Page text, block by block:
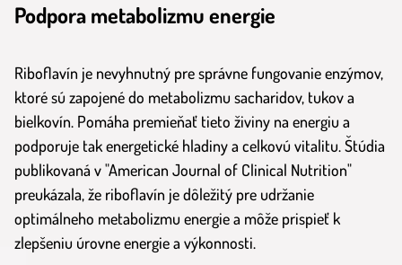
Podpora metabolizmu energie
Riboflavín je nevyhnutný pre správne fungovanie enzýmov,
ktoré sú zapojené do metabolizmu sacharidov, tukov a
bielkovín. Pomáha premieňať tieto živiny na energiu a
podporuje tak energetické hladiny a celkovú vitalitu. Štúdia
publikovaná v "American Journal of Clinical Nutrition"
preukázala, že riboflavín je dôležitý pre udržanie
optimálneho metabolizmu energie a môže prispieť k
zlepšeniu úrovne energie a výkonnosti.